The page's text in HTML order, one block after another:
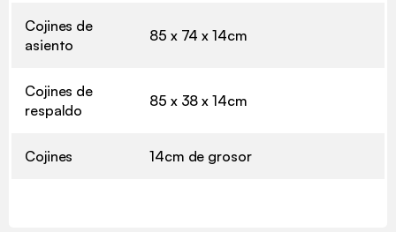
Cojines de
asiento
85 x 74 x 14cm
Cojines de
respaldo
85 x 38 x 14cm
Cojines 14cm de grosor